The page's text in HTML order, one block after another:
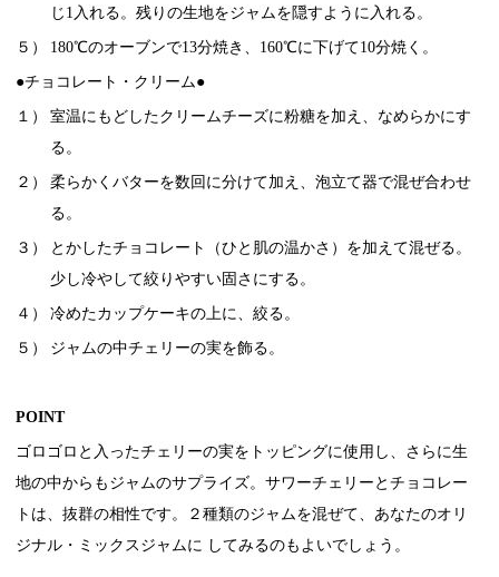
じ1入れる。残りの生地をジャムを隠すように入れる。
５） 180℃のオーブンで13分焼き、160℃に下げて10分焼く。
●チョコレート・クリーム●
１）
室温にもどしたクリームチーズに粉糖を加え、なめらかにす
る。
２）
柔らかくバターを数回に分けて加え、泡立て器で混ぜ合わせ
る。
３）
とかしたチョコレート（ひと肌の温かさ）を加えて混ぜる。
少し冷やして絞りやすい固さにする。
４） 冷めたカップケーキの上に、絞る。
５） ジャムの中チェリーの実を飾る。
POINT
ゴロゴロと入ったチェリーの実をトッピングに使用し、さらに生
地の中からもジャムのサプライズ。サワーチェリーとチョコレー
トは、抜群の相性です。２種類のジャムを混ぜて、あなたのオリ
ジナル・ミックスジャムに してみるのもよいでしょう。